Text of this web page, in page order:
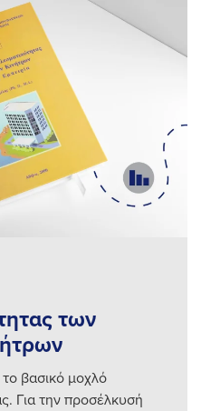
των
βασικό μοχλό
Για την προσέλκυσή